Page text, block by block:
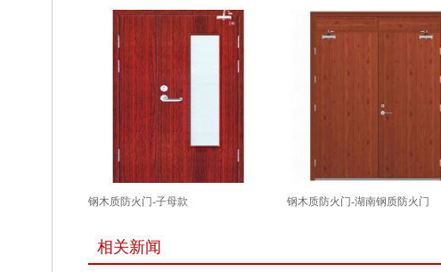
钢木质防火门-子母款 钢木质防火门-湖南钢质防火门
相关新闻